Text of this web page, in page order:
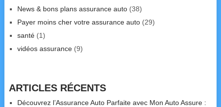
News & bons plans assurance auto(38)
Payer moins cher votre assurance auto(29)
santé(1)
vidéos assurance(9)
ARTICLES RÉCENTS
Découvrez l’Assurance Auto Parfaite avec Mon Auto Assure :